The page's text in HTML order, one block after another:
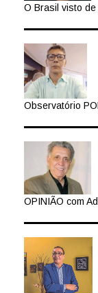
O Brasil visto
Observatório
OPINIÃO com